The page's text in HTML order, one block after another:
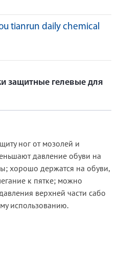
tianrun daily chemical
защитные гелевые для
ног от мозолей и
давление обуви на
хорошо держатся на обуви,
к пятке; можно
верхней части сабо
использованию.